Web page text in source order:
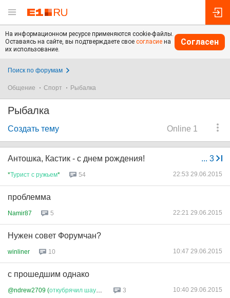
На информационном ресурсе применяются cookie-файлы.
Оставаясь на сайте, вы подтверждаете свое согласие на
их использование.
Согласен
Поиск по форумам
Общение Спорт Рыбалка
Рыбалка
Online 1
Создать тему
... 3
Антошка, Кастик - с днем рождения!
*Турист с ружьем* 54 22:53 29.06.2015
проблемма
Namir87 5 22:21 29.06.2015
Нужен совет Форумчан?
winliner 10 10:47 29.06.2015
с прошедшим однако
@ndrew2709 (откубрячил шаурму 3 10:40 29.06.2015